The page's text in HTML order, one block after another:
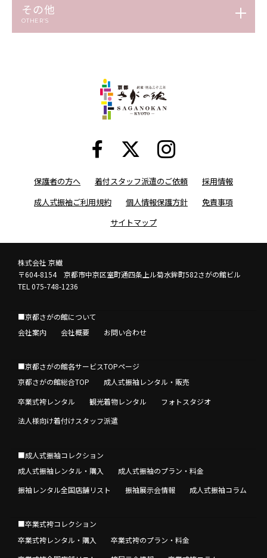
その他
OTHER’S
保護者の方へ 着付スタッフ派遣のご依頼
採用情報
成人式振袖ご利用規約
個人情報保護方針
免責事項
サイトマップ
株式会社 京繊
〒604-8154 京都市中京区室町通四条上ル菊水鉾町582さがの館ビル
TEL 075-748-1236
■京都さがの館について
会社案内
会社概要 お問い合わせ
■京都さがの館各サービスTOPページ
京都さがの館総合TOP
成人式振袖レンタル・販売
卒業式袴レンタル
観光着物レンタル
フォトスタジオ
法人様向け着付けスタッフ派遣
■成人式振袖コレクション
成人式振袖レンタル・購入
成人式振袖のプラン・料金
振袖レンタル全国店舗リスト
振袖展示会情報 成人式振袖コラム
■卒業式袴コレクション
卒業式袴レンタル・購入
卒業式袴のプラン・料金